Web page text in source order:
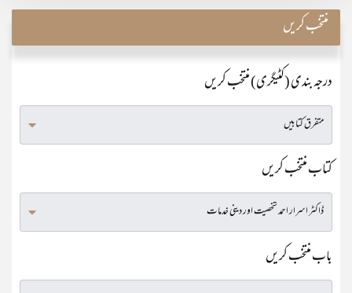
منتخب کریں
درجہ بندی (کٹیگری) منتخب کریں
کتاب منتخب کریں
باب منتخب کریں